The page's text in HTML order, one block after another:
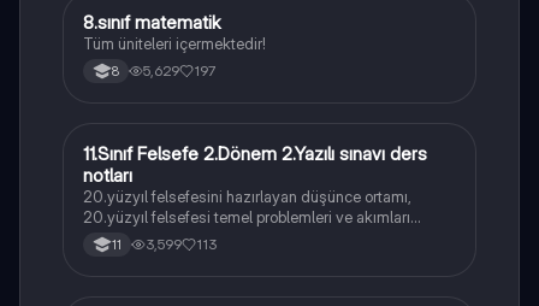
Matematik
8.sınıf matematik
Tüm üniteleri içermektedir!
8 5,629 197
Felsefe
11.Sınıf Felsefe 2.Dönem 2.Yazılı sınavı ders
notları
20.yüzyıl felsefesini hazırlayan düşünce ortamı,
20.yüzyıl felsefesi temel problemleri ve akımları
konularını içermektedir
11 3,599 113